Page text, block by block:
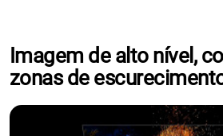
Imagem de alto nível,
zonas de